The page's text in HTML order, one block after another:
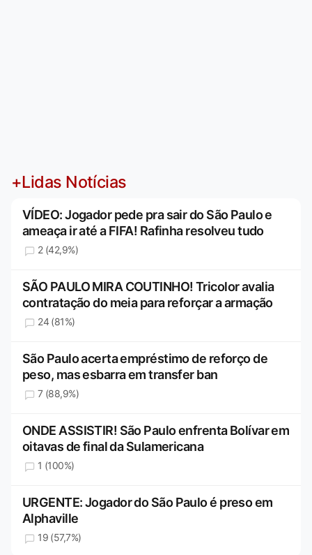
+Lidas Notícias
VÍDEO: Jogador pede pra sair do São Paulo e
ameaça ir até a FIFA! Rafinha resolveu tudo
2 (42,9%)
SÃO PAULO MIRA COUTINHO! Tricolor avalia
contratação do meia para reforçar a armação
24 (81%)
São Paulo acerta empréstimo de reforço de
peso, mas esbarra em transfer ban
7 (88,9%)
ONDE ASSISTIR! São Paulo enfrenta Bolívar em
oitavas de final da Sulamericana
1 (100%)
URGENTE: Jogador do São Paulo é preso em
Alphaville
19 (57,7%)